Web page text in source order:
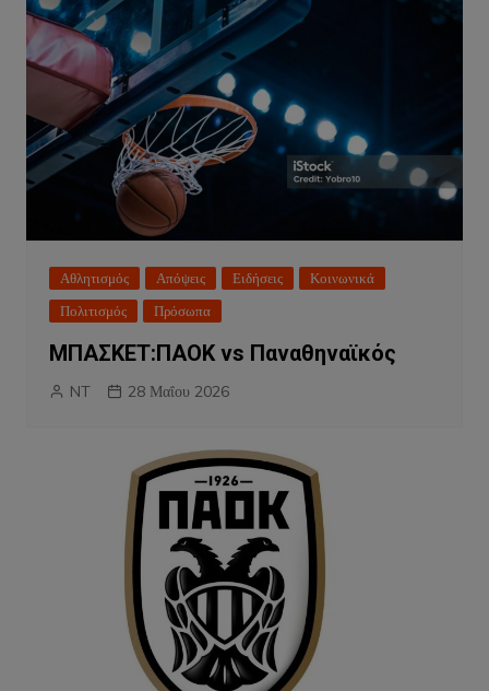
Αθλητισμός Απόψεις Ειδήσεις
Κοινωνικά
Πολιτισμός
Πρόσωπα
ΜΠΑΣΚΕΤ:ΠΑΟΚ vs Παναθηναϊκός
NT 28 Μαΐου 2026